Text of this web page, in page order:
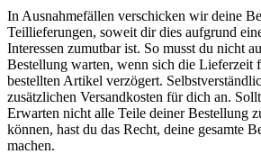
In Ausnahmefällen verschicken wir deine
Teillieferungen, soweit dir dies aufgrund
Interessen zumutbar ist. So musst du nicht
Bestellung warten, wenn sich die Lieferzeit
bestellten Artikel verzögert.
zusätzlichen Versandkosten für dich an.
Erwarten nicht alle Teile deiner Bestellung
können, hast du das Recht, deine gesamte
machen.